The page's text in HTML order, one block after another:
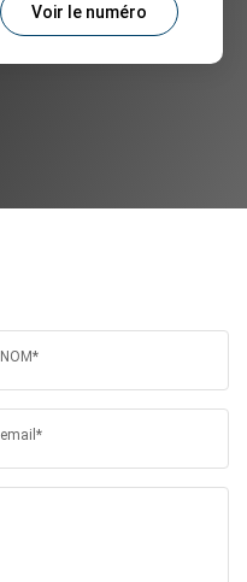
Voir le numéro
NOM*
email*